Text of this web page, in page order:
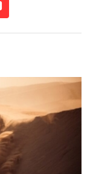
reddit
reddit